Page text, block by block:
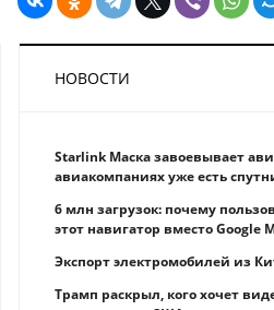
НОВОСТИ
Starlink Маска завоевывает
авиакомпаниях уже есть
6 млн загрузок: почему
этот навигатор вместо Google
Экспорт электромобилей из
Трамп раскрыл, кого хочет